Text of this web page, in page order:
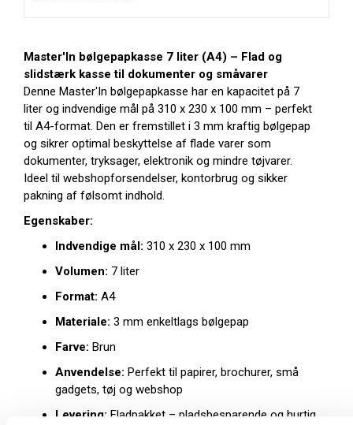
Master'In bølgepapkasse 7 liter (A4) – Flad og
slidstærk kasse til dokumenter og småvarer
Denne Master'In bølgepapkasse har en kapacitet på 7
liter og indvendige mål på 310 x 230 x 100 mm – perfekt
til A4-format. Den er fremstillet i 3 mm kraftig bølgepap
og sikrer optimal beskyttelse af flade varer som
dokumenter, tryksager, elektronik og mindre tøjvarer.
Ideel til webshopforsendelser, kontorbrug og sikker
pakning af følsomt indhold.
Egenskaber:
Indvendige mål: 310 x 230 x 100 mm
Volumen: 7 liter
Format: A4
Materiale: 3 mm enkeltlags bølgepap
Farve: Brun
Anvendelse: Perfekt til papirer, brochurer, små
gadgets, tøj og webshop
Levering: Fladpakket – pladsbesparende og hurtig